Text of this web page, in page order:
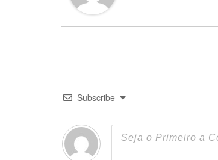
Subscribe